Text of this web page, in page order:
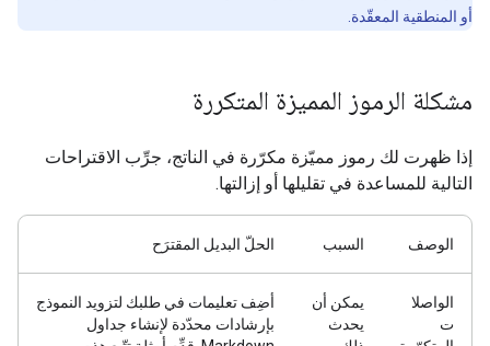
أو المنطقية المعقّدة.
مشكلة الرموز المميزة المتكررة
إذا ظهرت لك رموز مميّزة مكرّرة في الناتج، جرِّب الاقتراحات
التالية للمساعدة في تقليلها أو إزالتها.
الوصف السبب الحلّ البديل المقترَح
الواصلا
ت
يمكن أن
يحدث
أضِف تعليمات في طلبك لتزويد النموذج
بإرشادات محدّدة لإنشاء جداول